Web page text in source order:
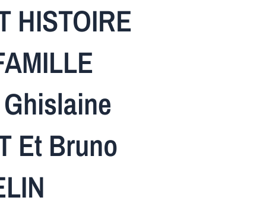
HISTOIRE
Et Bruno